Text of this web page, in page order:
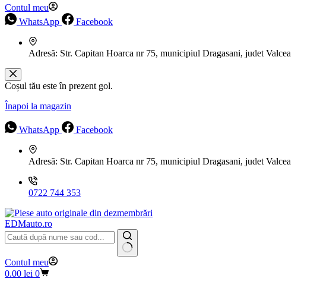
Contul meu
WhatsApp
Facebook
Adresă: Str. Capitan Hoarca nr 75, municipiul Dragasani, judet Valcea
Coșul tău este în prezent gol.
Înapoi la magazin
WhatsApp Facebook
Adresă: Str. Capitan Hoarca nr 75, municipiul Dragasani, judet Valcea
0722 744 353
EDMauto.ro
Niciun
rezultat
Contul meu
Coș
0.00 lei 0